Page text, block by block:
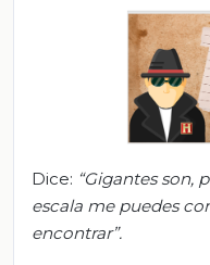
Dice: “Gigantes son,
escala me puedes
encontrar”.